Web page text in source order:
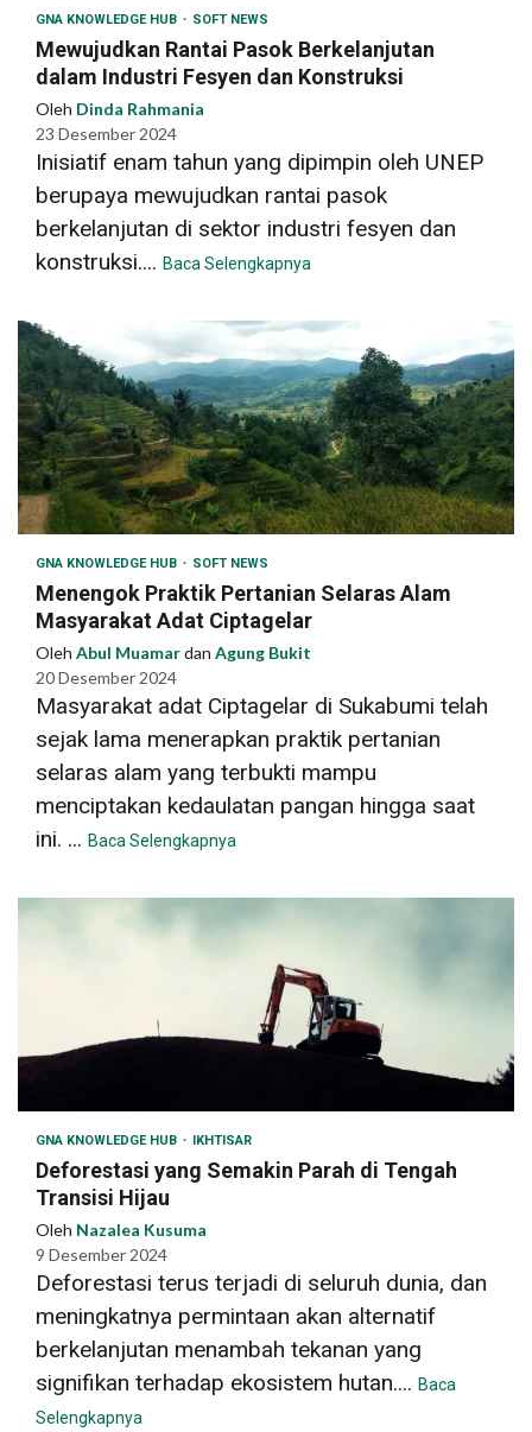
GNA KNOWLEDGE HUB SOFT NEWS
Mewujudkan Rantai Pasok Berkelanjutan
dalam Industri Fesyen dan Konstruksi
Oleh Dinda Rahmania
23 Desember 2024
Inisiatif enam tahun yang dipimpin oleh UNEP
berupaya mewujudkan rantai pasok
berkelanjutan di sektor industri fesyen dan
konstruksi.... Baca Selengkapnya
GNA KNOWLEDGE HUB SOFT NEWS
Menengok Praktik Pertanian Selaras Alam
Masyarakat Adat Ciptagelar
Oleh Abul Muamardan Agung Bukit
20 Desember 2024
Masyarakat adat Ciptagelar di Sukabumi telah
sejak lama menerapkan praktik pertanian
selaras alam yang terbukti mampu
menciptakan kedaulatan pangan hingga saat
ini. ... Baca Selengkapnya
GNA KNOWLEDGE HUB IKHTISAR
Deforestasi yang Semakin Parah di Tengah
Transisi Hijau
Oleh Nazalea Kusuma
9 Desember 2024
Deforestasi terus terjadi di seluruh dunia, dan
meningkatnya permintaan akan alternatif
berkelanjutan menambah tekanan yang
signifikan terhadap ekosistem hutan.... Baca
Selengkapnya